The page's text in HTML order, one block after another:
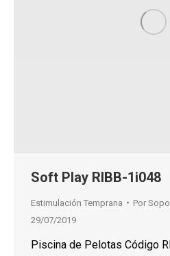
Soft Play RIBB-1i048
Estimulación Temprana Por
29/07/2019
Piscina de Pelotas Código